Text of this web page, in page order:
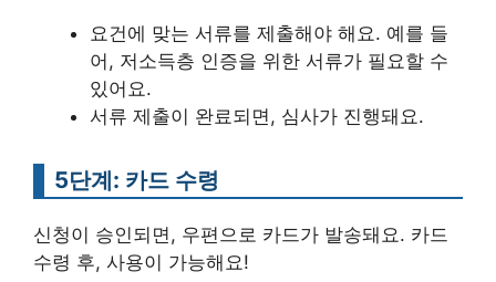
요건에 맞는 서류를 제출해야 해요. 예를 들
어, 저소득층 인증을 위한 서류가 필요할 수
있어요.
서류 제출이 완료되면, 심사가 진행돼요.
5단계: 카드 수령
신청이 승인되면, 우편으로 카드가 발송돼요. 카드
수령 후, 사용이 가능해요!